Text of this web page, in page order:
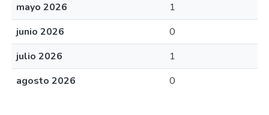
mayo 2026
1
junio 2026
0
julio 2026
1
agosto 2026
0